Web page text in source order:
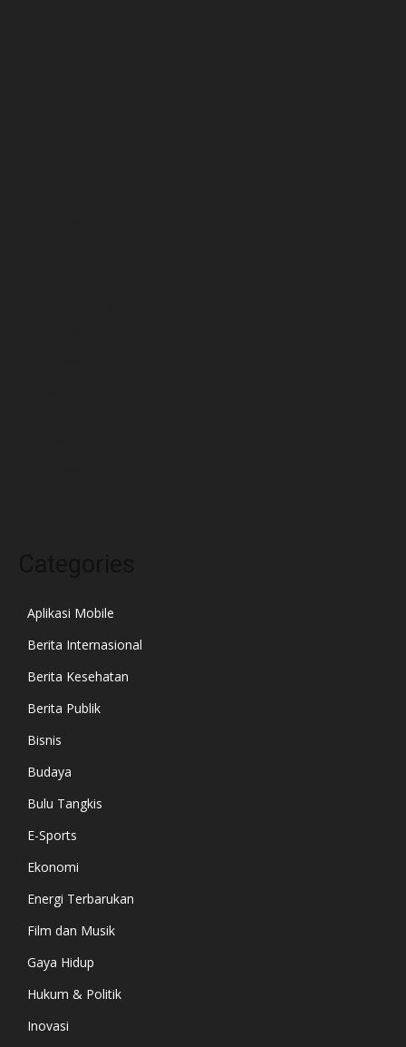
Aplikasi Mobile
Berita Internasional
Berita Kesehatan
Berita Publik
Bisnis
Budaya
Bulu Tangkis
E-Sports
Ekonomi
Energi Terbarukan
Film dan Musik
Gaya Hidup
Hukum & Politik
Inovasi